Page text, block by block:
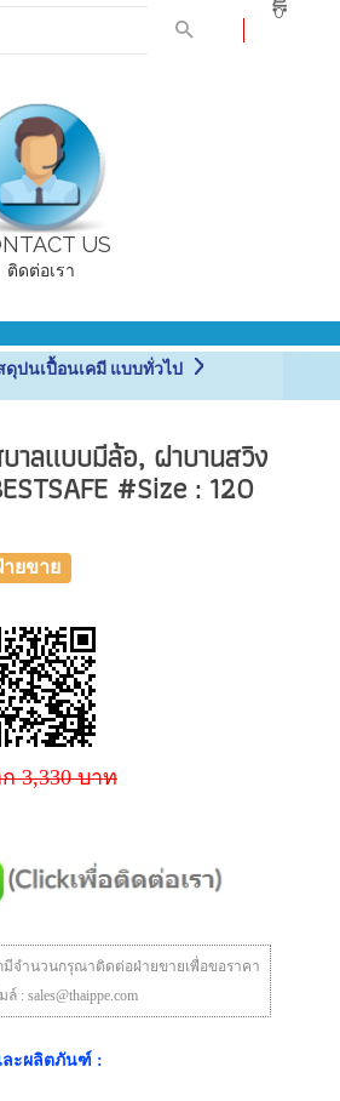
0
US
ติดต่อเรา
ปนเปื้อนเคมี แบบทั่วไป
าลแบบมีล้อ, ฝาบานสวิง
#Size : 120
ยขาย
3,330 บาท
มีจำนวนกรุณาติดต่อฝ่ายขายเพื่อขอราคา
: sales@thaippe.com
ละผลิตภันฑ์ :